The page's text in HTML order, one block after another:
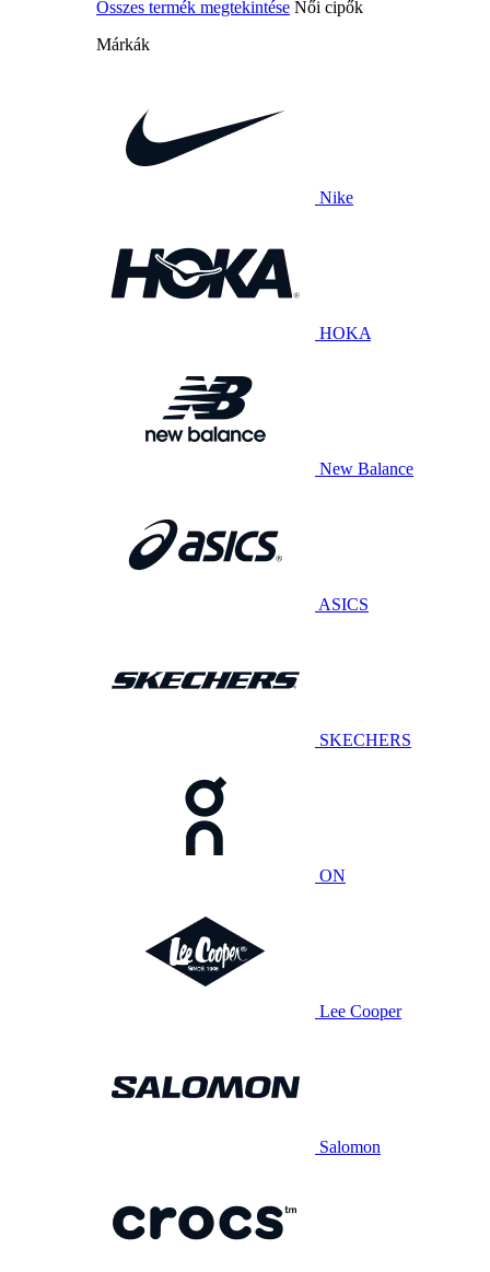
Összes termék megtekintése Női cipők
Márkák
Nike
HOKA
New Balance
ASICS
SKECHERS
ON
Lee Cooper
Salomon